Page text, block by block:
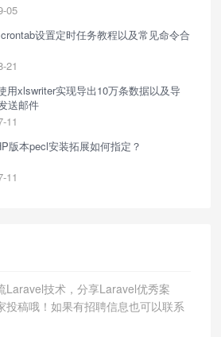
05
设置定时任务教程以及常见命令合
21
用xlswriter实现导出10万条数据以及导
送邮件
11
版本pecl安装拓展如何指定？
11
Laravel技术，分享Laravel优秀案
投稿哦！如果有招聘信息也可以联系